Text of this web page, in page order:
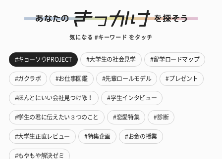
気になる #キーワード をタッチ
#キョーソウPROJECT #大学生の社会見学 #留学ロードマップ
#ガクラボ #お仕事図鑑 #先輩ロールモデル #プレゼント
#ほんとにいい会社見つけ隊！ #学生インタビュー
#学生の君に伝えたい３つのこと #恋愛特集 #診断
#大学生正直レビュー #特集企画 #お金の授業
#もやもや解決ゼミ